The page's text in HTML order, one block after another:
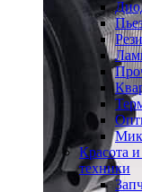
Красота и
техники